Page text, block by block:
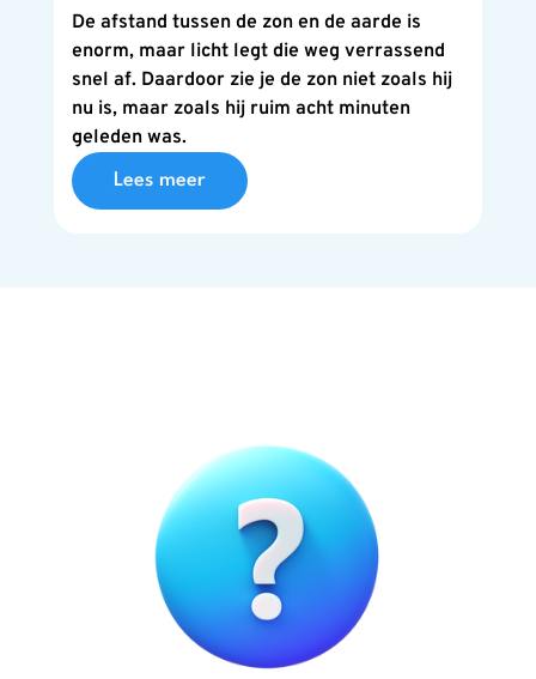
De afstand tussen de zon en de aarde is
enorm, maar licht legt die weg verrassend
snel af. Daardoor zie je de zon niet zoals hij
nu is, maar zoals hij ruim acht minuten
geleden was.
Lees meer